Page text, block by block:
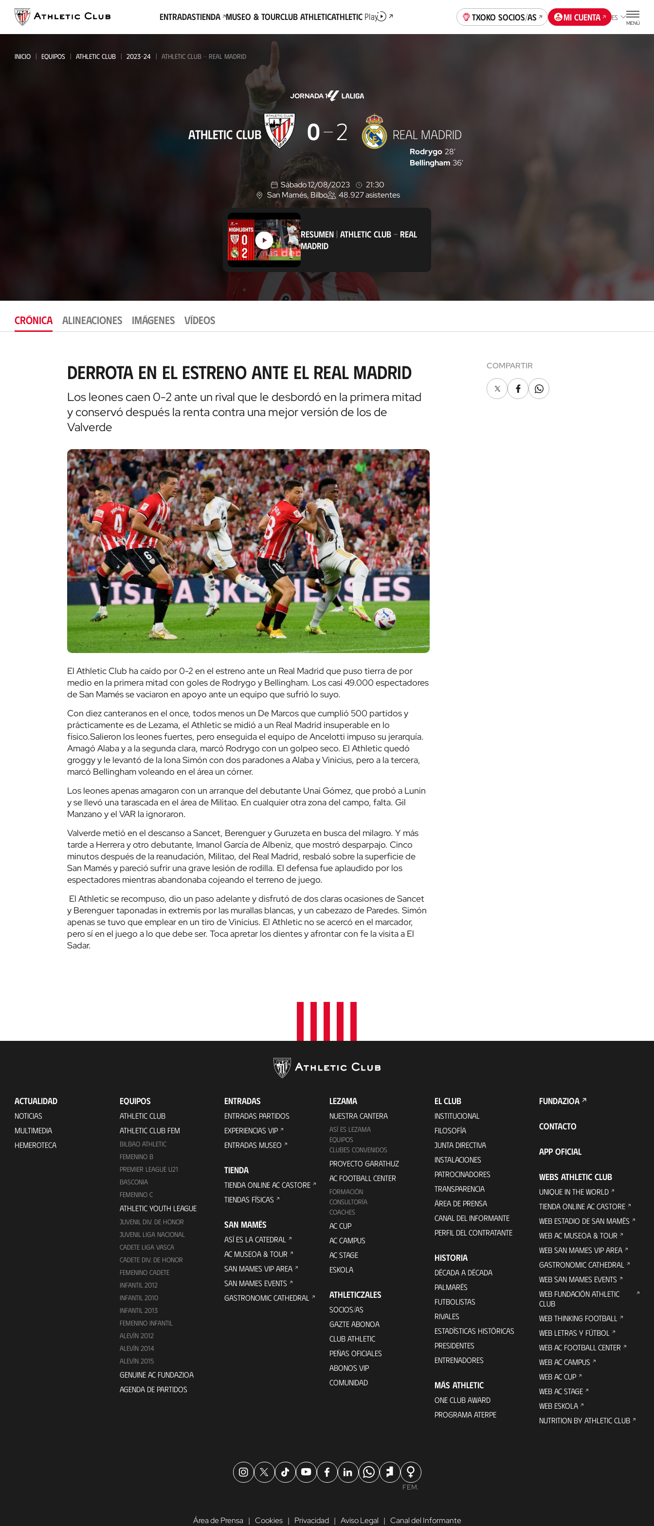
contenido
principal
EntradasTienda Museo & TourClub AthleticAthletic Play Txoko socios/as Mi cuenta ES
MENÚ
INICIO EQUIPOS ATHLETIC CLUB 2023-24 ATHLETIC CLUB - REAL MADRID
JORNADA 1
ATHLETIC CLUB 0 2 REAL MADRID
Rodrygo 28'
Bellingham 36'
Sábado 12/08/2023
21:30
U
b
i
c
a
c
i
ó
San Mamés, Bilbo 48.927asistentes
RESUMEN | ATHLETIC CLUB - REAL
MADRID
CRÓNICA ALINEACIONES IMÁGENES VÍDEOS
Derrota en el estreno ante el Real Madrid
Los leones caen 0-2 ante un rival que le desbordó en la primera mitad
y conservó después la renta contra una mejor versión de los de
Valverde
El Athletic Club ha caído por 0-2 en el estreno ante un Real Madrid que puso tierra de por
medio en la primera mitad con goles de Rodrygo y Bellingham. Los casi 49.000 espectadores
de San Mamés se vaciaron en apoyo ante un equipo que sufrió lo suyo.
Con diez canteranos en el once, todos menos un De Marcos que cumplió 500 partidos y
prácticamente es de Lezama, el Athletic se midió a un Real Madrid insuperable en lo
físico.Salieron los leones fuertes, pero enseguida el equipo de Ancelotti impuso su jerarquía.
Amagó Alaba y a la segunda clara, marcó Rodrygo con un golpeo seco. El Athletic quedó
groggy y le levantó de la lona Simón con dos paradones a Alaba y Vinicius, pero a la tercera,
marcó Bellingham voleando en el área un córner.
Los leones apenas amagaron con un arranque del debutante Unai Gómez, que probó a Lunin
y se llevó una tarascada en el área de Militao. En cualquier otra zona del campo, falta. Gil
Manzano y el VAR la ignoraron.
Valverde metió en el descanso a Sancet, Berenguer y Guruzeta en busca del milagro. Y más
tarde a Herrera y otro debutante, Imanol García de Albeniz, que mostró desparpajo. Cinco
minutos después de la reanudación, Militao, del Real Madrid, resbaló sobre la superficie de
San Mamés y pareció sufrir una grave lesión de rodilla. El defensa fue aplaudido por los
espectadores mientras abandonaba cojeando el terreno de juego.
El Athletic se recompuso, dio un paso adelante y disfrutó de dos claras ocasiones de Sancet
y Berenguer taponadas in extremis por las murallas blancas, y un cabezazo de Paredes. Simón
apenas se tuvo que emplear en un tiro de Vinicius. El Athletic no se acercó en el marcador,
pero sí en el juego a lo que debe ser. Toca apretar los dientes y afrontar con fe la visita a El
Sadar.
COMPARTIR
X FacebookWhatsapp
ACTUALIDAD
NOTICIAS
MULTIMEDIA
HEMEROTECA
EQUIPOS
ATHLETIC CLUB
ATHLETIC CLUB FEM
BILBAO ATHLETIC
FEMENINO B
PREMIER LEAGUE U21
BASCONIA
FEMENINO C
ATHLETIC YOUTH LEAGUE
JUVENIL DIV. DE HONOR
JUVENIL LIGA NACIONAL
CADETE LIGA VASCA
CADETE DIV. DE HONOR
FEMENINO CADETE
INFANTIL 2012
INFANTIL 2010
INFANTIL 2013
FEMENINO INFANTIL
ALEVÍN 2012
ALEVÍN 2014
ALEVÍN 2015
GENUINE AC FUNDAZIOA
AGENDA DE PARTIDOS
ENTRADAS
ENTRADAS PARTIDOS
EXPERIENCIAS VIP
ENTRADAS MUSEO
TIENDA
TIENDA ONLINE AC CASTORE
TIENDAS FÍSICAS
SAN MAMÉS
ASÍ ES LA CATEDRAL
AC MUSEOA & TOUR
SAN MAMES VIP AREA
SAN MAMES EVENTS
GASTRONOMIC CATHEDRAL
LEZAMA
NUESTRA CANTERA
ASÍ ES LEZAMA
EQUIPOS
CLUBES CONVENIDOS
PROYECTO GARATHUZ
AC FOOTBALL CENTER
FORMACIÓN
CONSULTORÍA
COACHES
AC CUP
AC CAMPUS
AC STAGE
ESKOLA
ATHLETICZALES
SOCIOS/AS
GAZTE ABONOA
CLUB ATHLETIC
PEÑAS OFICIALES
ABONOS VIP
COMUNIDAD
EL CLUB
INSTITUCIONAL
FILOSOFÍA
JUNTA DIRECTIVA
INSTALACIONES
PATROCINADORES
TRANSPARENCIA
ÁREA DE PRENSA
CANAL DEL INFORMANTE
PERFIL DEL CONTRATANTE
HISTORIA
DÉCADA A DÉCADA
PALMARÉS
FUTBOLISTAS
RIVALES
ESTADÍSTICAS HISTÓRICAS
PRESIDENTES
ENTRENADORES
MÁS ATHLETIC
ONE CLUB AWARD
PROGRAMA ATERPE
FUNDAZIOA
CONTACTO
APP OFICIAL
WEBS ATHLETIC CLUB
UNIQUE IN THE WORLD
TIENDA ONLINE AC CASTORE
WEB ESTADIO DE SAN MAMÉS
WEB AC MUSEOA & TOUR
WEB SAN MAMES VIP AREA
GASTRONOMIC CATHEDRAL
WEB SAN MAMES EVENTS
WEB FUNDACIÓN ATHLETIC
CLUB
WEB THINKING FOOTBALL
WEB LETRAS Y FÚTBOL
WEB AC FOOTBALL CENTER
WEB AC CAMPUS
WEB AC CUP
WEB AC STAGE
WEB ESKOLA
NUTRITION BY ATHLETIC CLUB
FEM.
Área de Prensa Cookies Privacidad Aviso Legal Canal del Informante